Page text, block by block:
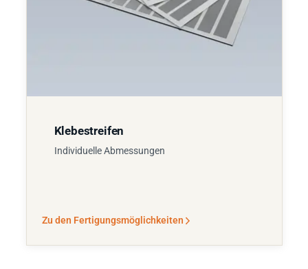
Klebestreifen
Individuelle Abmessungen
Zu den Fertigungsmöglichkeiten